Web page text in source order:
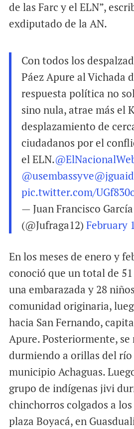
de las Farc y el ELN”,
exdiputado de la AN.
Con todos los
Páez Apure al Vichada
respuesta política no
sino nula, atrae más el
desplazamiento de
ciudadanos por el
el ELN.
@usembassyve
pic.twitter.com/
— Juan Francisco
(@Jufraga12) February
En los meses de enero y
conoció que un total de
una embarazada y 28
comunidad originaria,
hacia San Fernando,
Apure. Posteriormente,
durmiendo a orillas del
municipio Achaguas.
grupo de indígenas jivi
chinchorros colgados a
plaza Boyacá, en